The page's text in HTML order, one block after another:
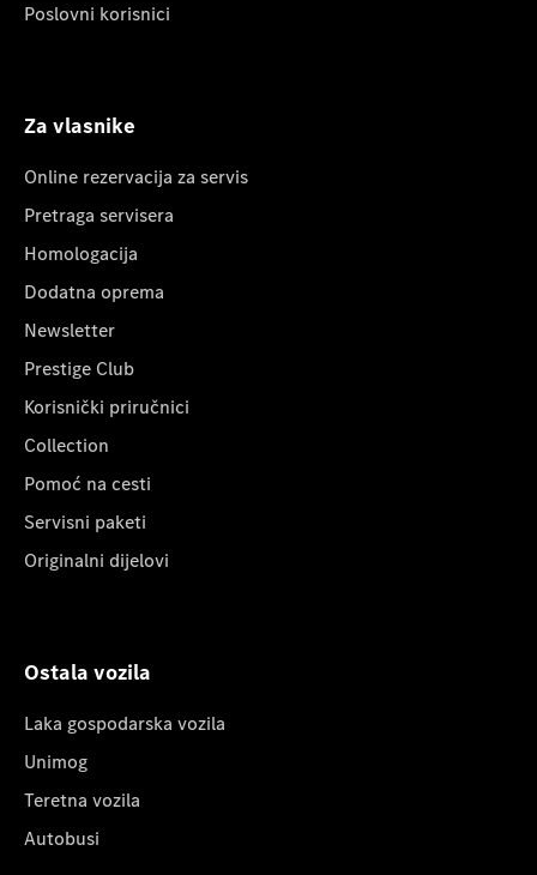
Poslovni korisnici
Za vlasnike
Online rezervacija za servis
Pretraga servisera
Homologacija
Dodatna oprema
Newsletter
Prestige Club
Korisnički priručnici
Collection
Pomoć na cesti
Servisni paketi
Originalni dijelovi
Ostala vozila
Laka gospodarska vozila
Unimog
Teretna vozila
Autobusi